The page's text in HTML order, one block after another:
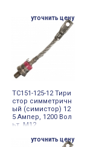
уточнить цену
ТС151-125-12 Тири
стор симметричн
ый (симистор) 12
5 Ампер, 1200 Вол
ьт, М12
уточнить цену